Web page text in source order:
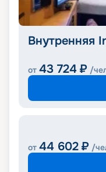
Внутренняя
от 43 724 ₽ /
от 44 602 ₽ /